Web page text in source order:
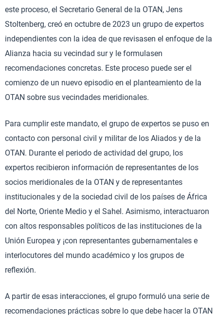
este proceso, el Secretario General de la OTAN, Jens
Stoltenberg, creó en octubre de 2023 un grupo de expertos
independientes con la idea de que revisasen el enfoque de la
Alianza hacia su vecindad sur y le formulasen
recomendaciones concretas. Este proceso puede ser el
comienzo de un nuevo episodio en el planteamiento de la
OTAN sobre sus vecindades meridionales.
Para cumplir este mandato, el grupo de expertos se puso en
contacto con personal civil y militar de los Aliados y de la
OTAN. Durante el periodo de actividad del grupo, los
expertos recibieron información de representantes de los
socios meridionales de la OTAN y de representantes
institucionales y de la sociedad civil de los países de África
del Norte, Oriente Medio y el Sahel. Asimismo, interactuaron
con altos responsables políticos de las instituciones de la
Unión Europea y ¡con representantes gubernamentales e
interlocutores del mundo académico y los grupos de
reflexión.
A partir de esas interacciones, el grupo formuló una serie de
recomendaciones prácticas sobre lo que debe hacer la OTAN